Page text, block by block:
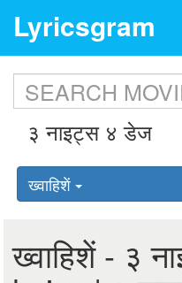
Lyricsgram
ख्वाहिशें
ख्वाहिशें - ३